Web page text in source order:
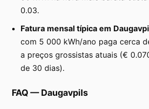
0.03.
Fatura mensal típica em
com 5 000 kWh/ano paga cerca
a preços grossistas atuais (€
de 30 dias).
FAQ — Daugavpils